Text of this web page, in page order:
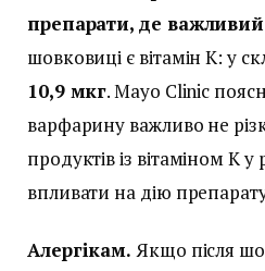
препарати, де важливий
шовковиці є вітамін К: у
10,9 мкг. Mayo Clinic
варфарину важливо не
продуктів із вітаміном К
впливати на дію
Алергікам. Якщо після